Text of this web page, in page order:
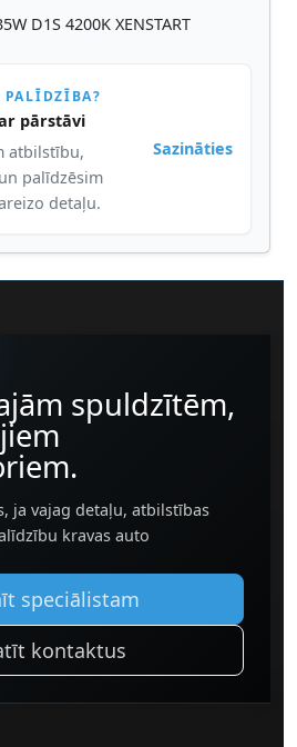
D1S 4200K XENSTART
PALĪDZĪBA?
pārstāvi
atbilstību,
palīdzēsim
detaļu.
Sazināties
spuldzītēm,
ja vajag detaļu, atbilstības
kravas auto
speciālistam
kontaktus